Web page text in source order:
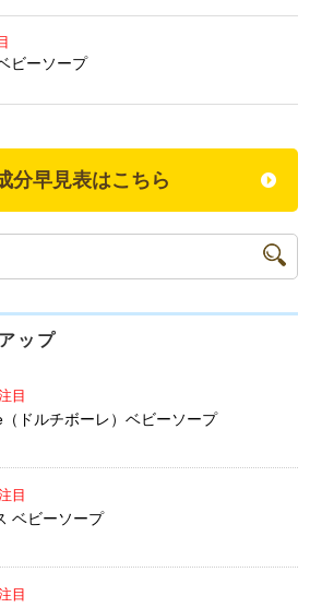
ビーソープ
分早見表はこちら
ップ
目
（ドルチボーレ）ベビーソープ
目
ベビーソープ
目